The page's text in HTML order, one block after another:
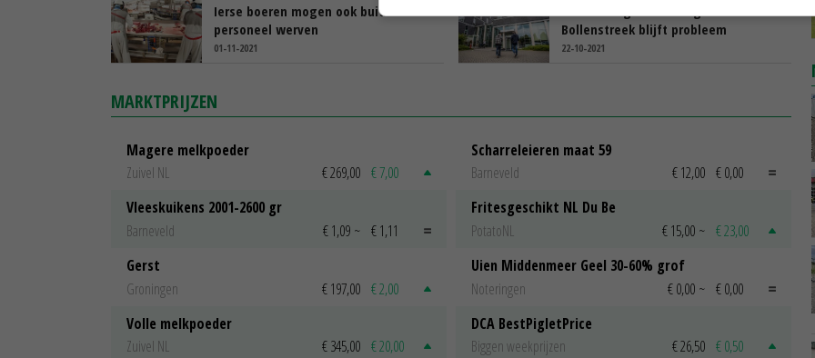
Ierse boeren mogen ook buiten de EU
personeel werven
01-11-2021
Bollenstreek blijft probleem
22-10-2021
MARKTPRIJZEN
Magere melkpoeder
Zuivel NL
€ 269,00 € 7,00
Vleeskuikens 2001-2600 gr
Barneveld
€ 1,09 ~ € 1,11
Gerst
Groningen
€ 197,00 € 2,00
Volle melkpoeder
Zuivel NL
€ 345,00 € 20,00
Scharreleieren maat 59
Barneveld
€ 12,00 € 0,00
Fritesgeschikt NL Du Be
PotatoNL
€ 15,00 ~ € 23,00
Uien Middenmeer Geel 30-60% grof
Noteringen
€ 0,00 ~ € 0,00
DCA BestPigletPrice
Biggen weekprijzen
€ 26,50 € 0,50